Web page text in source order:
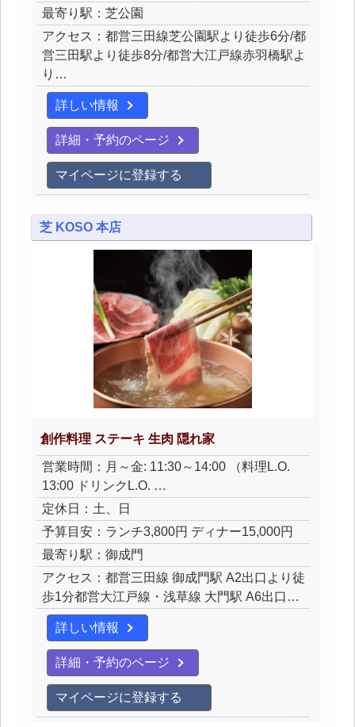
最寄り駅：芝公園
アクセス：都営三田線芝公園駅より徒歩6分/都
営三田駅より徒歩8分/都営大江戸線赤羽橋駅よ
り…
詳しい情報
詳細・予約のページ
マイページに登録する
芝 KOSO 本店
創作料理 ステーキ 生肉 隠れ家
営業時間：月～金: 11:30～14:00 （料理L.O.
13:00 ドリンクL.O. …
定休日：土、日
予算目安：ランチ3,800円 ディナー15,000円
最寄り駅：御成門
アクセス：都営三田線 御成門駅 A2出口より徒
歩1分都営大江戸線・浅草線 大門駅 A6出口…
詳しい情報
詳細・予約のページ
マイページに登録する